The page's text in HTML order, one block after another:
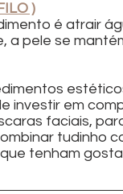
)
é atrair
a pele se
investir em
faciais,
tudinho
tenham